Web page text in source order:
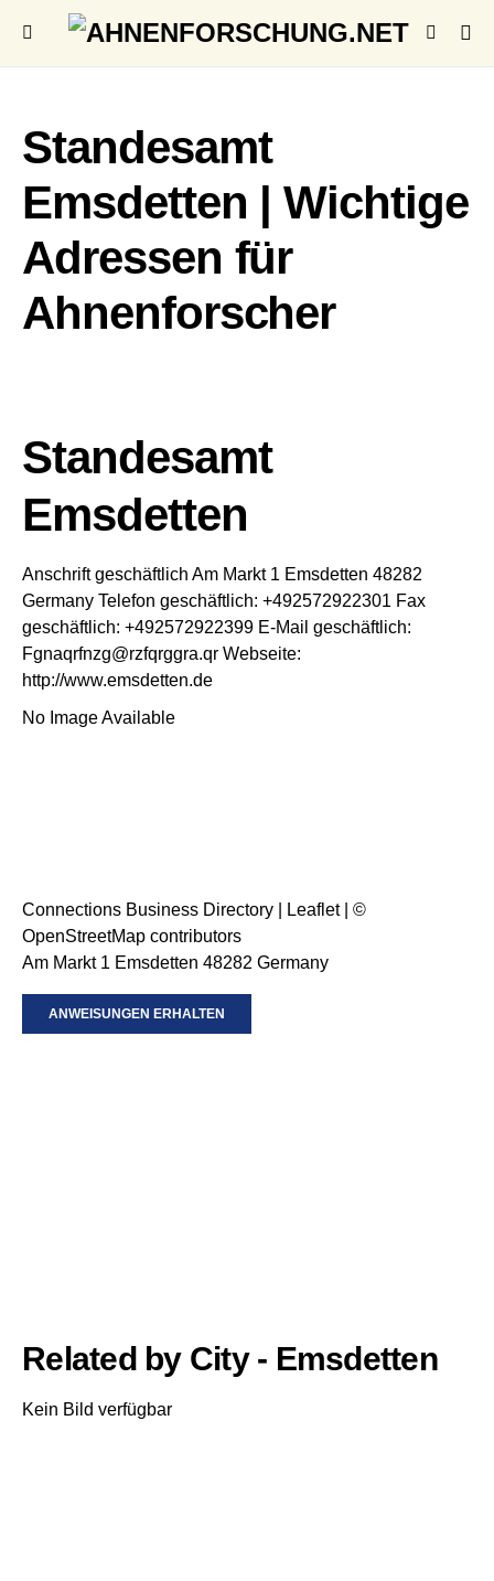
Standesamt
Emsdetten | Wichtige
Adressen für
Ahnenforscher
Standesamt
Emsdetten
Anschrift geschäftlich Am Markt 1 Emsdetten 48282
Germany Telefon geschäftlich: +492572922301 Fax
geschäftlich: +492572922399 E-Mail geschäftlich:
Fgnaqrfnzg@rzfqrggra.qr Webseite:
http://www.emsdetten.de
No Image Available
Connections Business Directory Leaflet| ©
OpenStreetMap contributors
Am Markt 1 Emsdetten 48282 Germany
ANWEISUNGEN ERHALTEN
Related by City - Emsdetten
Kein Bild verfügbar